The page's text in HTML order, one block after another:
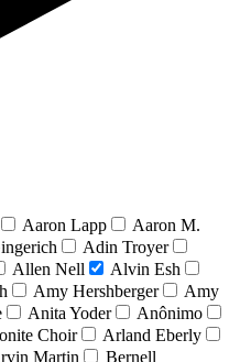
Aaron Lapp
Aaron M.
Adin Troyer
Allen Nell
Alvin Esh
Amy Hershberger
Amy
Anita Yoder
Anônimo
Choir
Arland Eberly
Martin
Bernell